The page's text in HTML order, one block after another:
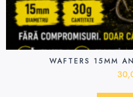
WAFTERS 15MM